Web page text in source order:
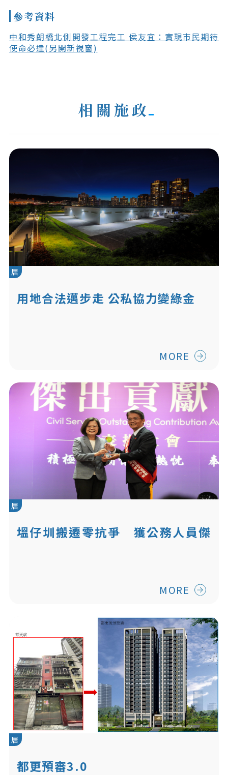
參考資料
中和秀朗橋北側開發工程完工 侯友宜：實現市民期待
使命必達(另開新視窗)
相關施政
居
用地合法邁步走 公私協力變綠金
MORE
居
塭仔圳搬遷零抗爭 獲公務人員傑
MORE
居
都更預審3.0